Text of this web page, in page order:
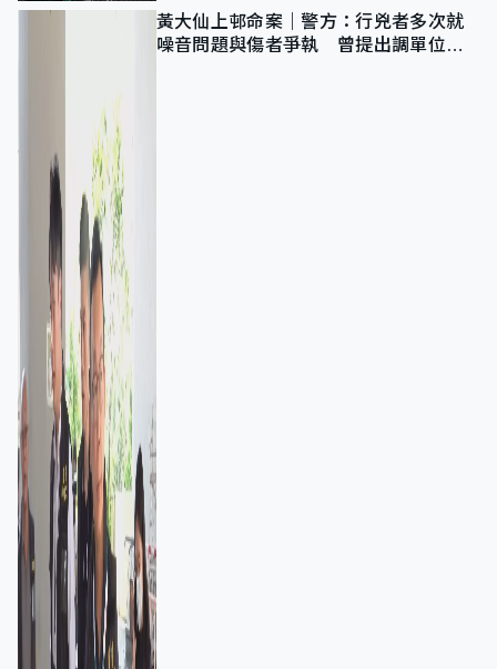
黃大仙上邨命案｜警方：行兇者多次就
噪音問題與傷者爭執 曾提出調單位已